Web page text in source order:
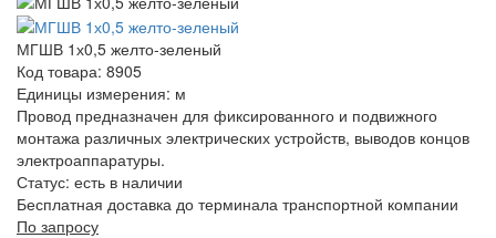
МГШВ 1х0,5 желто-зеленый
Код товара: 8905
Единицы измерения: м
Провод предназначен для фиксированного и подвижного
монтажа различных электрических устройств, выводов концов
электроаппаратуры.
Статус: есть в наличии
Бесплатная доставка до терминала транспортной компании
По запросу